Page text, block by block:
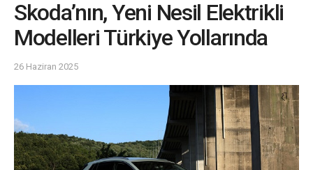
Skoda’nın, Yeni Nesil Elektrikli
Modelleri Türkiye Yollarında
26 Haziran 2025